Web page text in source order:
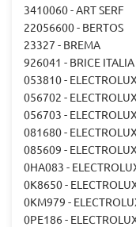
3410060 - ART SERF
22056600 - BERTOS
23327 - BREMA
926041 - BRICE ITALIA
053810 - ELECTROLUX
056702 - ELECTROLUX
056703 - ELECTROLUX
081680 - ELECTROLUX
085609 - ELECTROLUX
0HA083 -
0K8650 -
0KM979 -
0PE186 -